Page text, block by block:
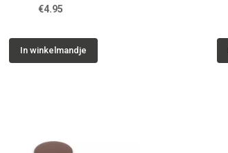
€4.95
In winkelmandje